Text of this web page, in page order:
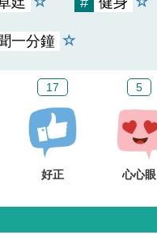
一分鐘
17
好正
5
心心眼